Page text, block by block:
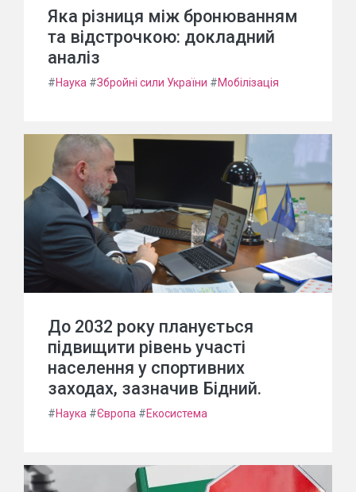
Яка різниця між бронюванням
та відстрочкою: докладний
аналіз
#Наука #Збройні сили України #Мобілізація
До 2032 року планується
підвищити рівень участі
населення у спортивних
заходах, зазначив Бідний.
#Наука #Європа #Екосистема